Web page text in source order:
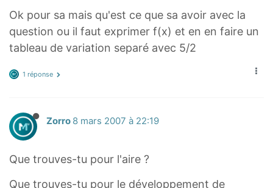
Ok pour sa mais qu'est ce que sa avoir avec la
question ou il faut exprimer f(x) et en en faire un
tableau de variation separé avec 5/2
1 réponse
Zorro 8 mars 2007 à 22:19
Que trouves-tu pour l'aire ?
Que trouves-tu pour le développement de